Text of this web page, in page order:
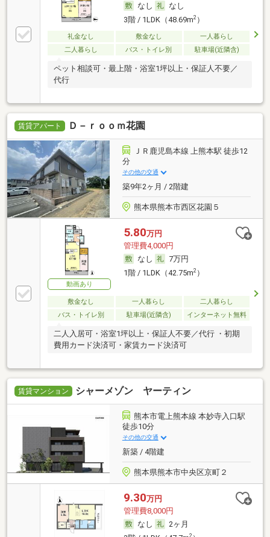
なし
なし
3階 / 1LDK（48.69m2）
礼金なし 敷金なし
一人暮らし
二人暮らし
バス・トイレ別 駐車場(近隣含)
ペット相談可・最上階・浴室1坪以上・保証人不要／
代行
賃貸アパート Ｄ－ｒｏｏｍ花園
ＪＲ鹿児島本線 上熊本駅 徒歩12
分
その他の交通
築9年2ヶ月 / 2階建
熊本県熊本市西区花園５
動画あり
5.80万円
管理費4,000円
なし
7万円
1階 / 1LDK（42.75m2）
敷金なし 一人暮らし
二人暮らし
バス・トイレ別
駐車場(近隣含) インターネット無料
二人入居可・浴室1坪以上・保証人不要／代行 ・初期
費用カード決済可・家賃カード決済可
賃貸マンション シャーメゾン ヤーティン
熊本市電上熊本線 本妙寺入口駅
徒歩10分
その他の交通
新築 / 4階建
熊本県熊本市中央区京町２
9.30万円
管理費8,000円
なし
2ヶ月